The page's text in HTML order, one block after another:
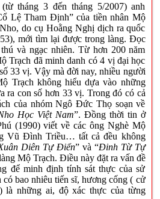
tháng 3 đến tháng 5/2007) anh
Lệ Tham Định” của tiền nhân Mộ
do cụ Hoằng Nghị dịch ra quốc
mới tìm lại được trong làng. Đọc
và ngạc nhiên. Từ hơn 200 năm
Trạch đã minh danh có 4 vị đại học
33 vị. Vậy mà đời nay, nhiều người
Trạch không hiểu dựa vào những
ra con số hơn 33 vị. Trong đó có cả
của nhóm Ngô Đức Thọ soạn về
Học Việt Nam”. Đồng thời tin ở
(1990) viết về các ông Nghè Mộ
Vũ Đình Triều… tất cả đều không
Diên Tự Điển” và “Đinh Từ Tự
Mộ Trạch. Điều này đặt ra vấn đề
để minh định tính sát thực của sử
bao nhiêu tiến sĩ, hương cống ( cử
là những ai, độ xác thực của từng